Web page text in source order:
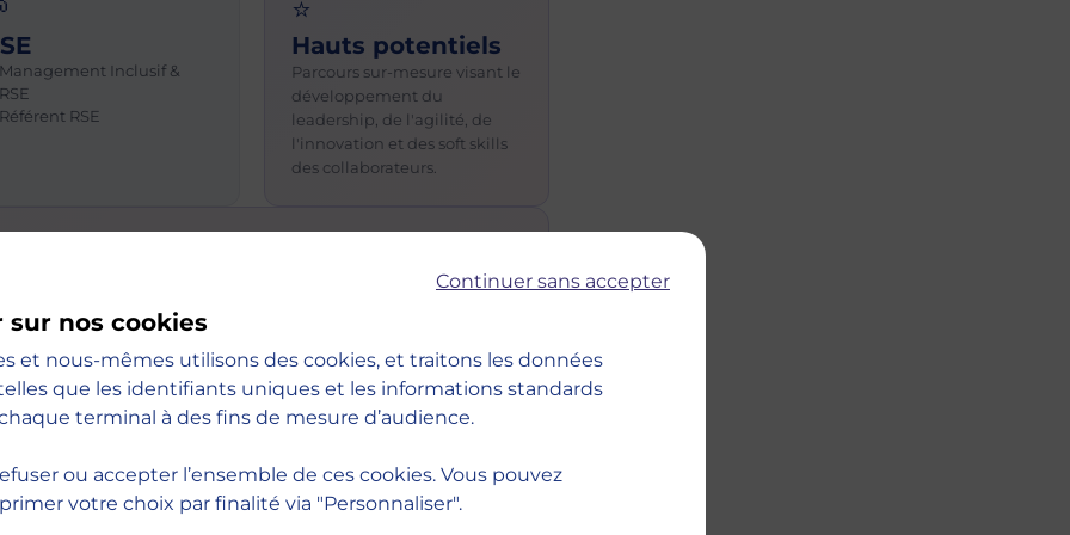
Management Inclusif &
RSE
Référent RSE
⭐
Hauts potentiels
Parcours sur-mesure visant le
développement du
leadership, de l'agilité, de
l'innovation et des soft skills
des collaborateurs.
des programmes de formation sur-mesure en fonction
formations sont élaborées par nos ingénieurs
de gestion de projet éprouvée.
répondre au mieux à vos attentes. MBS met à votre
chercheurs, de consultants-formateurs, coachs et
expertise de votre secteur et de vos métiers.
Continuer sans accepter
sur nos cookies
et nous-mêmes utilisons des cookies, et traitons les données
que les identifiants uniques et les informations standards
terminal à des fins de mesure d’audience.
ou accepter l’ensemble de ces cookies. Vous pouvez
votre choix par finalité via "Personnaliser".